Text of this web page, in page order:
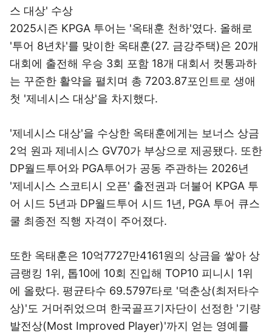
스 대상' 수상
2025시즌 KPGA 투어는 '옥태훈 천하'였다. 올해로
'투어 8년차'를 맞이한 옥태훈(27. 금강주택)은 20개
대회에 출전해 우승 3회 포함 18개 대회서 컷통과하
는 꾸준한 활약을 펼치며 총 7203.87포인트로 생애
첫 '제네시스 대상'을 차지했다.
'제네시스 대상'을 수상한 옥태훈에게는 보너스 상금
2억 원과 제네시스 GV70가 부상으로 제공됐다. 또한
DP월드투어와 PGA투어가 공동 주관하는 2026년
'제네시스 스코티시 오픈' 출전권과 더불어 KPGA 투
어 시드 5년과 DP월드투어 시드 1년, PGA 투어 큐스
쿨 최종전 직행 자격이 주어졌다.
또한 옥태훈은 10억7727만4161원의 상금을 쌓아 상
금랭킹 1위, 톱10에 10회 진입해 TOP10 피니시 1위
에 올랐다. 평균타수 69.5797타로 '덕춘상(최저타수
상)'도 거머쥐었으며 한국골프기자단이 선정한 '기량
발전상(Most Improved Player)'까지 얻는 영예를